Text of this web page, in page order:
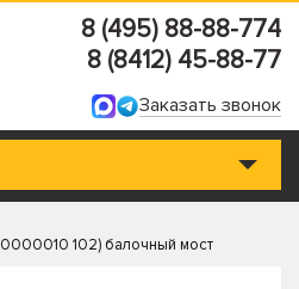
8 (495) 88-88-774
8 (8412) 45-88-77
Заказать звонок
102) балочный мост